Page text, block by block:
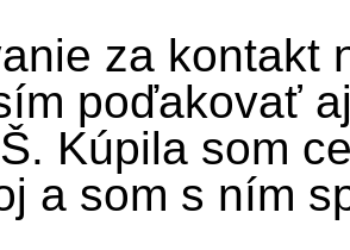
za kontakt
poďakovať
Kúpila som
a som s ním